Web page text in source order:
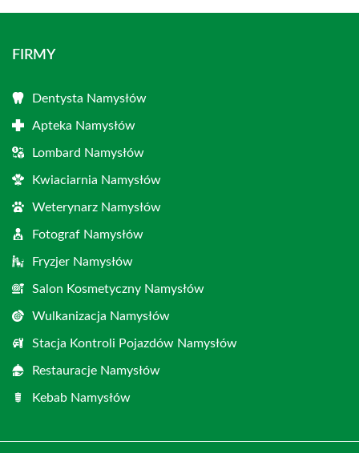
FIRMY
Dentysta Namysłów
Apteka Namysłów
Lombard Namysłów
Kwiaciarnia Namysłów
Weterynarz Namysłów
Fotograf Namysłów
Fryzjer Namysłów
Salon Kosmetyczny Namysłów
Wulkanizacja Namysłów
Stacja Kontroli Pojazdów Namysłów
Restauracje Namysłów
Kebab Namysłów